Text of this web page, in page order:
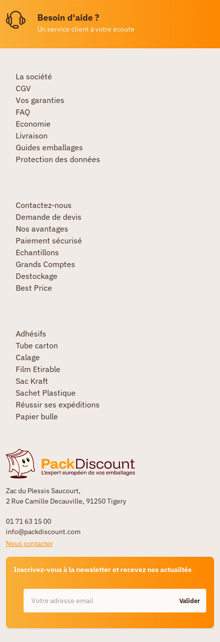
Besoin d'aide ?
Un service client à votre écoute
Zac du Plessis Saucourt,
2 Rue Camille Decauville, 91250 Tigery
01 71 63 15 00
info@packdiscount.com
Nous contacter
Inscrivez-vous à la newsletter et recevez nos actualités
Valider
La société
CGV
Vos garanties
FAQ
Economie
Livraison
Guides emballages
Protection des données
Contactez-nous
Demande de devis
Nos avantages
Paiement sécurisé
Echantillons
Grands Comptes
Destockage
Best Price
Adhésifs
Tube carton
Calage
Film Etirable
Sac Kraft
Sachet Plastique
Réussir ses expéditions
Papier bulle